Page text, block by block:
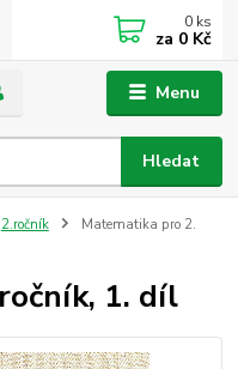
Menu
Hledat
0 ks
za 0 Kč
2.ročník
Matematika pro 2.
1. díl